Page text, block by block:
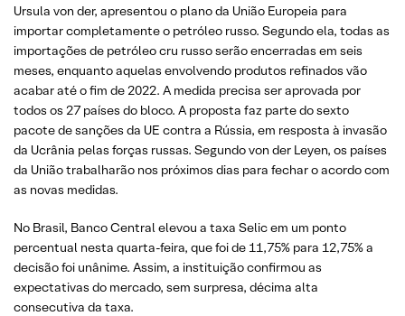
Ursula von der, apresentou o plano da União Europeia para
importar completamente o petróleo russo. Segundo ela, todas as
importações de petróleo cru russo serão encerradas em seis
meses, enquanto aquelas envolvendo produtos refinados vão
acabar até o fim de 2022. A medida precisa ser aprovada por
todos os 27 países do bloco. A proposta faz parte do sexto
pacote de sanções da UE contra a Rússia, em resposta à invasão
da Ucrânia pelas forças russas. Segundo von der Leyen, os países
da União trabalharão nos próximos dias para fechar o acordo com
as novas medidas.
No Brasil, Banco Central elevou a taxa Selic em um ponto
percentual nesta quarta-feira, que foi de 11,75% para 12,75% a
decisão foi unânime. Assim, a instituição confirmou as
expectativas do mercado, sem surpresa, décima alta
consecutiva da taxa.